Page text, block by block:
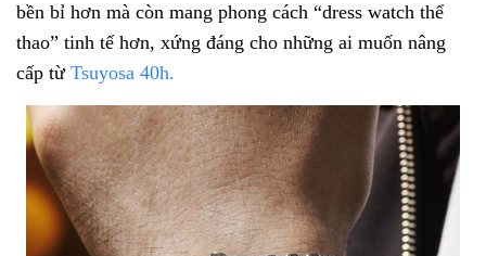
bền bỉ hơn mà còn mang phong cách “dress watch thể
thao” tinh tế hơn, xứng đáng cho những ai muốn nâng
cấp từTsuyosa 40h.